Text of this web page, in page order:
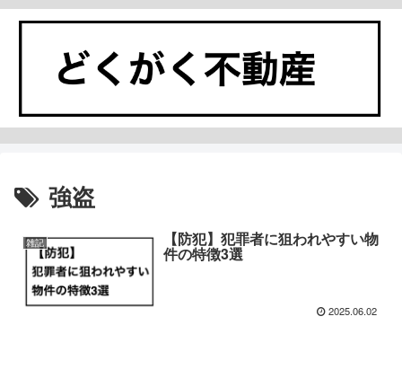
強盗
雑記 【防犯】犯罪者に狙われやすい物
件の特徴3選
2025.06.02